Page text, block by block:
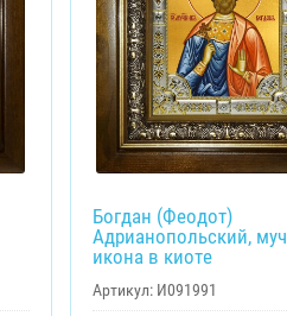
Богдан (Феодот)
Адрианопольский,
икона в киоте
Артикул:И091991